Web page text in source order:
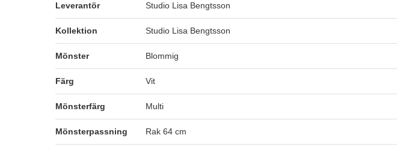
Leverantör Studio Lisa Bengtsson
Kollektion Studio Lisa Bengtsson
Mönster Blommig
Färg Vit
Mönsterfärg Multi
Mönsterpassning Rak 64 cm